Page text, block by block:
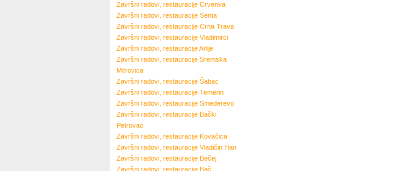
Završni radovi, restauracije Crvenka
Završni radovi, restauracije Senta
Završni radovi, restauracije Crna Trava
Završni radovi, restauracije Vladimirci
Završni radovi, restauracijeArilje
Završni radovi, restauracije Sremska
Mitrovica
Završni radovi, restauracije Šabac
Završni radovi, restauracije Temerin
Završni radovi, restauracije Smederevo
Završni radovi, restauracije Bački
Petrovac
Završni radovi, restauracije Kovačica
Završni radovi, restauracije Vladičin Han
Završni radovi, restauracije Bečej
Završni radovi, restauracije Bač